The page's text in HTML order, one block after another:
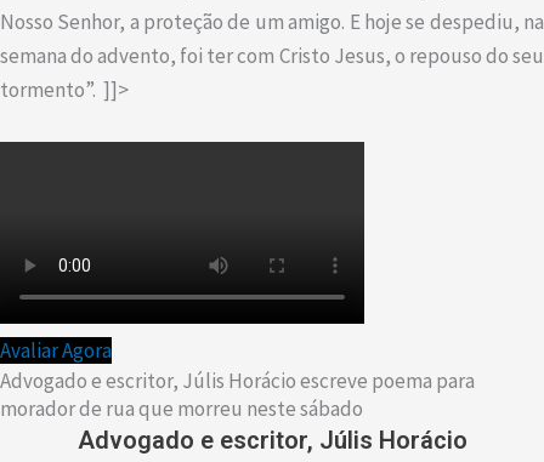
Nosso Senhor, a proteção de um amigo. E hoje se despediu, na
semana do advento, foi ter com Cristo Jesus, o repouso do seu
tormento”. ]]>
Avaliar Agora
Advogado e escritor, Júlis Horácio escreve poema para
morador de rua que morreu neste sábado
Advogado e escritor, Júlis Horácio